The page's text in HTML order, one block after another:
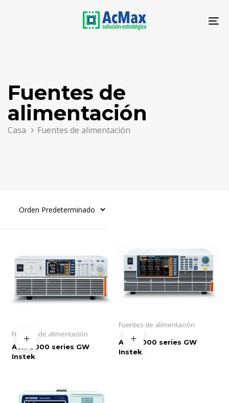
Fuentes de
alimentación
Casa Fuentes de alimentación
Fuentes de alimentación
ASR-3000 series GW
Instek
Fuentes de alimentación
ASR-6000 series GW
Instek